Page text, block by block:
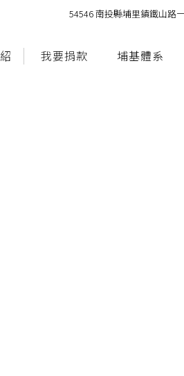
54546 南投縣埔里鎮鐵山路
我要捐款 埔基體系